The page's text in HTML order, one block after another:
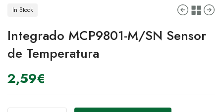
In Stock
Integrado MCP9801-M/SN Sensor
de Temperatura
2,59€